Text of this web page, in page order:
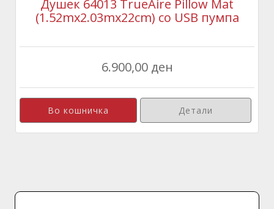
Душек 64013 TrueAire Pillow Mat
(1.52mx2.03mx22cm) со USB пумпа
6.900,00 ден
Детали